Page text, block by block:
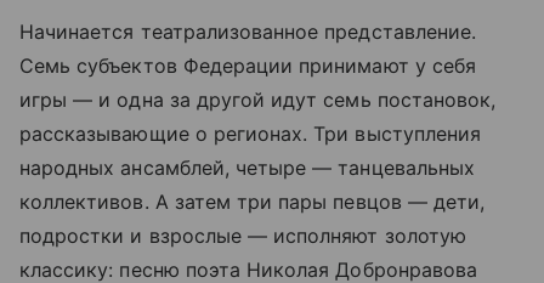
Начинается театрализованное представление.
Семь субъектов Федерации принимают у себя
игры — и одна за другой идут семь постановок,
рассказывающие о регионах. Три выступления
народных ансамблей, четыре — танцевальных
коллективов. А затем три пары певцов — дети,
подростки и взрослые — исполняют золотую
классику: песню поэта Николая Добронравова